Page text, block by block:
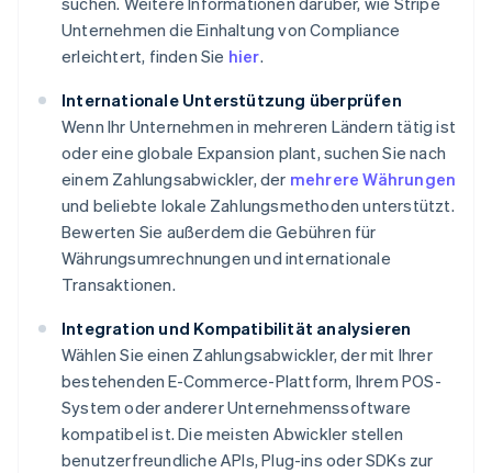
Unternehmen die Einhaltung von Compliance
erleichtert, finden Sie hier.
Internationale Unterstützung überprüfen
Wenn Ihr Unternehmen in mehreren Ländern tätig ist
oder eine globale Expansion plant, suchen Sie nach
einem Zahlungsabwickler, der mehrere Währungen
und beliebte lokale Zahlungsmethoden unterstützt.
Bewerten Sie außerdem die Gebühren für
Währungsumrechnungen und internationale
Transaktionen.
Integration und Kompatibilität analysieren
Wählen Sie einen Zahlungsabwickler, der mit Ihrer
bestehenden E-Commerce-Plattform, Ihrem POS-
System oder anderer Unternehmenssoftware
kompatibel ist. Die meisten Abwickler stellen
benutzerfreundliche APIs, Plug-ins oder SDKs zur